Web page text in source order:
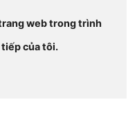
web trong trình
tiếp của tôi.